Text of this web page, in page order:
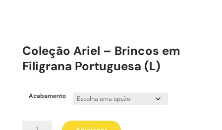
Coleção Ariel – Brincos em
Filigrana Portuguesa (L)
Acabamento
Quantidade